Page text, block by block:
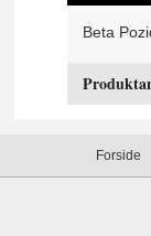
Beta
Forside